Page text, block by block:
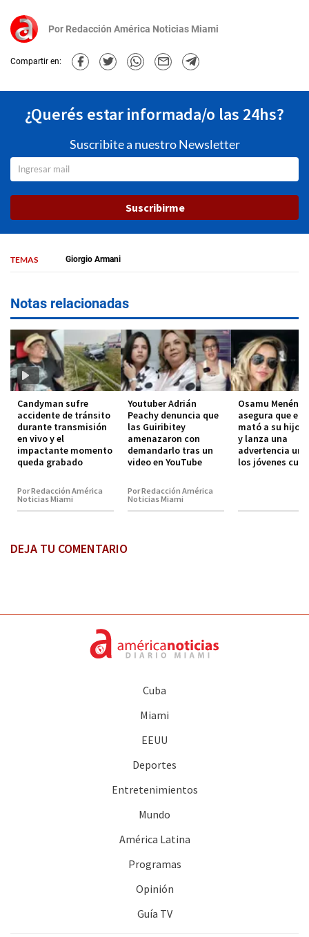
Por Redacción América Noticias Miami
Compartir en:
¿Querés estar informada/o las 24hs?
Suscribite a nuestro Newsletter
Suscribirme
TEMAS Giorgio Armani
Notas relacionadas
Candyman sufre
accidente de tránsito
durante transmisión
en vivo y el
impactante momento
queda grabado
Por Redacción América
Noticias Miami
Youtuber Adrián
Peachy denuncia que
las Guiribitey
amenazaron con
demandarlo tras un
video en YouTube
Por Redacción América
Noticias Miami
Osamu
asegura que el
mató a su hijo
y lanza una
advertencia
los jóvenes
DEJA TU COMENTARIO
Cuba
Miami
EEUU
Deportes
Entretenimientos
Mundo
América Latina
Programas
Opinión
Guía TV